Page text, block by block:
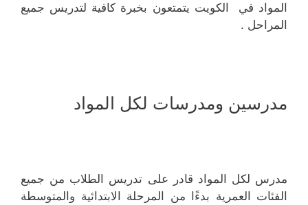
المواد في الكويت يتمتعون بخبرة كافية لتدريس جميع
المراحل .
مدرسين ومدرسات لكل المواد
مدرس لكل المواد قادر على تدريس الطلاب من جميع
الفئات العمرية بدءًا من المرحلة الابتدائية والمتوسطة